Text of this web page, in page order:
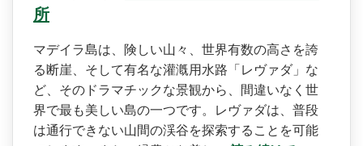
所
マデイラ島は、険しい山々、­世界有数の高さを誇
る断崖、そして有名な灌漑用水路­「レヴァダ」な
ど、そのドラマチックな景観から、間­違いなく世
界で最も美しい島の一つです。レヴァダは­、普段
は通行できない山間の渓谷を探索することを可­能